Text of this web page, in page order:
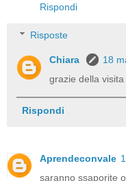
Rispondi
Risposte
Chiara
18
grazie della
Rispondi
Aprendeconvale
saranno ssaporite